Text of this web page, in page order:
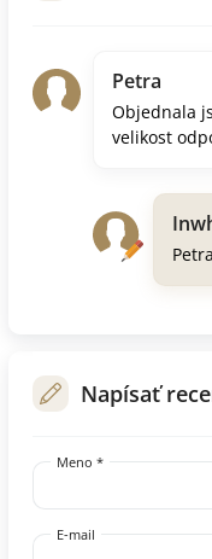
Petra
Objednala
velikost
Napísať
Meno *
E-mail